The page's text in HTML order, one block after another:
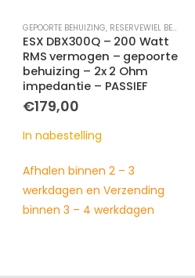
RESERVEWIEL BEHUIZING
Eton RES 12 – 200 Watt
RMS reservewiel subwoofer
€399,00
In nabestelling
Afhalen binnen 2 – 3
werkdagen en Verzending
binnen 3 – 4 werkdagen